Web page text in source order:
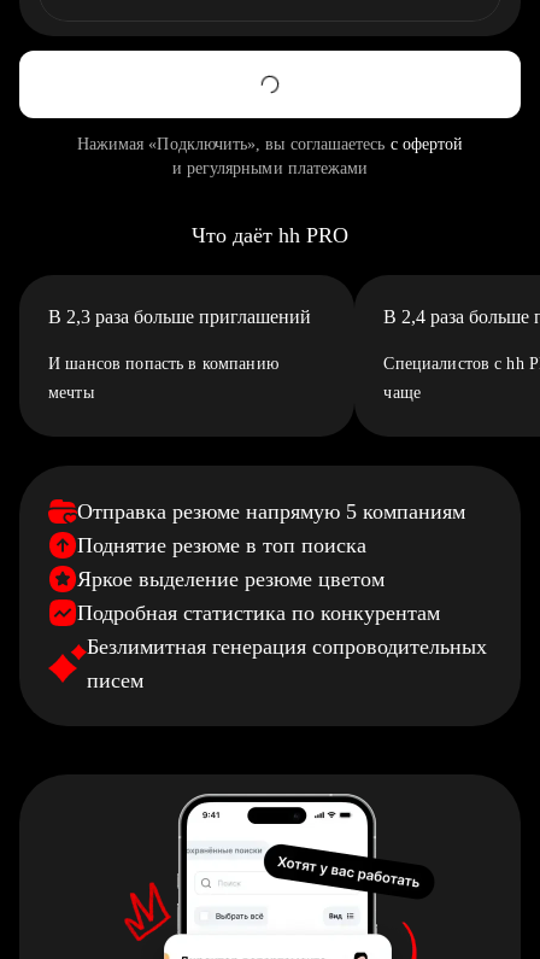
Нажимая «Подключить», вы соглашаетесь с офертой
и регулярными платежами
Что даёт hh PRO
В 2,3 раза больше приглашений
И шансов попасть в компанию
мечты
В 2,4 раза больше
Специалистов с hh
чаще
Отправка резюме напрямую 5 компаниям
Поднятие резюме в топ поиска
Яркое выделение резюме цветом
Подробная статистика по конкурентам
Безлимитная генерация сопроводительных
писем